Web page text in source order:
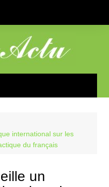
international sur les
du français
un